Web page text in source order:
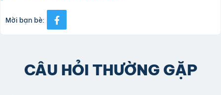
Mời bạn bè:
CÂU HỎI THƯỜNG GẶP